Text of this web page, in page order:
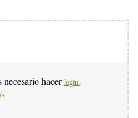
necesario hacer login.